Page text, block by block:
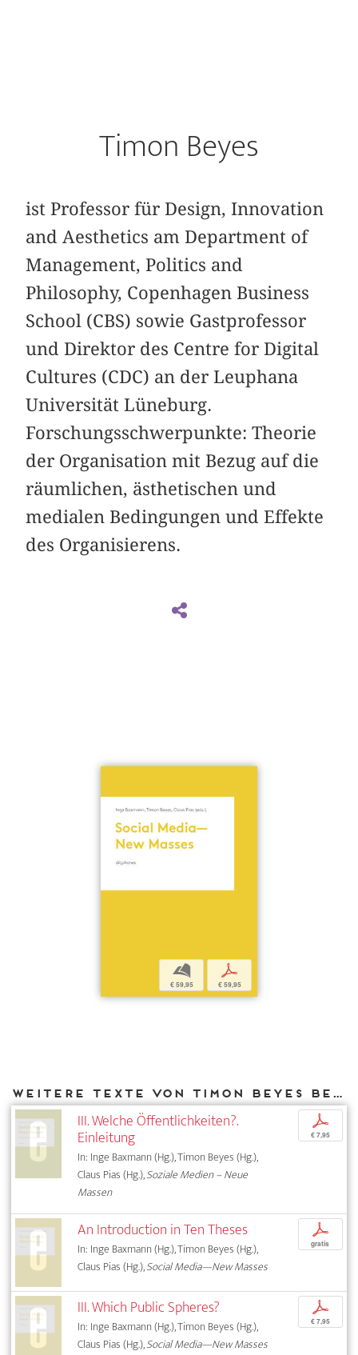
Timon Beyes
ist Professor für Design, Innovation
and Aesthetics am Department of
Management, Politics and
Philosophy, Copenhagen Business
School (CBS) sowie Gastprofessor
und Direktor des Centre for Digital
Cultures (CDC) an der Leuphana
Universität Lüneburg.
Forschungsschwerpunkte: Theorie
der Organisation mit Bezug auf die
räumlichen, ästhetischen und
medialen Bedingungen und Effekte
des Organisierens.
b
€ 59,95
p
€ 59,95
Weitere Texte von Timon Beyes bei DIAPHANES
III. Welche Öffentlichkeiten?.
Einleitung
In: Inge Baxmann (Hg.), Timon Beyes (Hg.),
Claus Pias (Hg.),Soziale Medien – Neue
Massen
p
€ 7,95
An Introduction in Ten Theses
In: Inge Baxmann (Hg.), Timon Beyes (Hg.),
Claus Pias (Hg.),Social Media—New Masses
p
gratis
III. Which Public Spheres?
In: Inge Baxmann (Hg.), Timon Beyes (Hg.),
Claus Pias (Hg.),Social Media—New Masses
p
€ 7,95